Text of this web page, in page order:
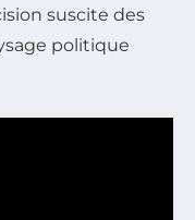
suscite des
politique